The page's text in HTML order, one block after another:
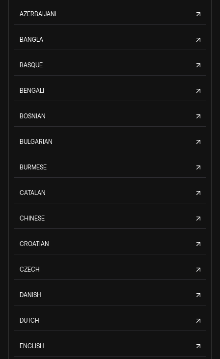
AZERBAIJANI
BANGLA
BASQUE
BENGALI
BOSNIAN
BULGARIAN
BURMESE
CATALAN
CHINESE
CROATIAN
CZECH
DANISH
DUTCH
ENGLISH